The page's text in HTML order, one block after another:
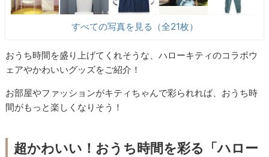
すべての写真を見る（全21枚）
おうち時間を盛り上げてくれそうな、ハローキティのコラボウ
ェアやかわいいグッズをご紹介！
お部屋やファッションがキティちゃんで彩られれば、おうち時
間がもっと楽しくなりそう！
超かわいい！おうち時間を彩る「ハロー